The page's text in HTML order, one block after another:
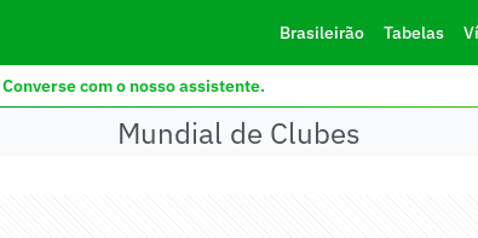
Brasileirão Tabelas
Converse com o nosso assistente.
Mundial de Clubes